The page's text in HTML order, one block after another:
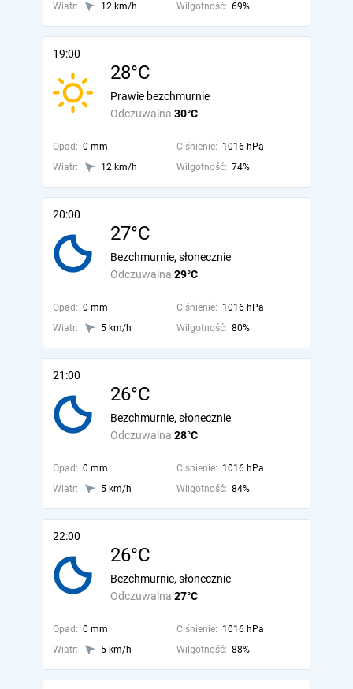
Wiatr:
12 km/h Wilgotność: 69%
19:00
28°C
Odczuwalna 30°C
Prawie bezchmurnie
Opad: 0 mm Ciśnienie: 1016 hPa
Wiatr:
12 km/h Wilgotność: 74%
20:00
27°C
Odczuwalna 29°C
Bezchmurnie, słonecznie
Opad: 0 mm Ciśnienie: 1016 hPa
Wiatr:
5 km/h Wilgotność: 80%
21:00
26°C
Odczuwalna 28°C
Bezchmurnie, słonecznie
Opad: 0 mm Ciśnienie: 1016 hPa
Wiatr:
5 km/h Wilgotność: 84%
22:00
26°C
Odczuwalna 27°C
Bezchmurnie, słonecznie
Opad: 0 mm Ciśnienie: 1016 hPa
Wiatr:
5 km/h Wilgotność: 88%